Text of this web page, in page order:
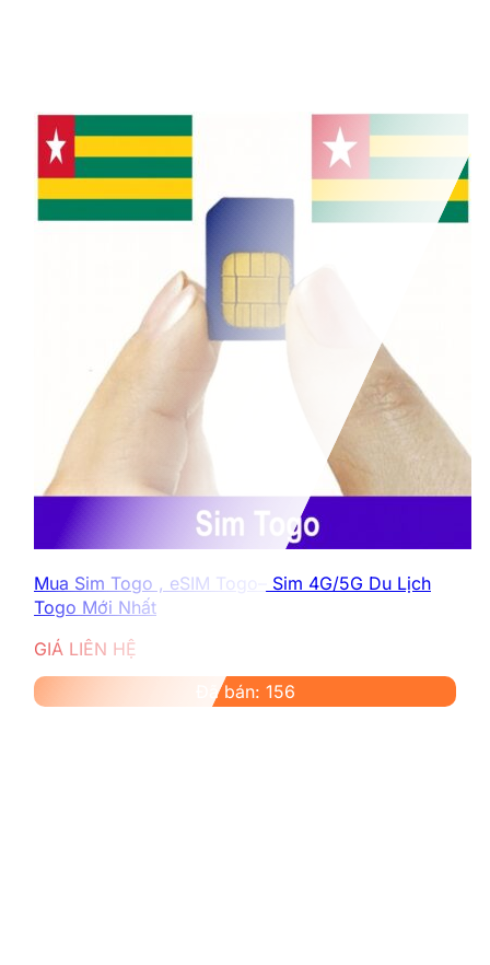
Mua Sim Togo , eSIM Togo– Sim 4G/5G Du Lịch
Togo Mới Nhất
GIÁ LIÊN HỆ
Đã bán: 156